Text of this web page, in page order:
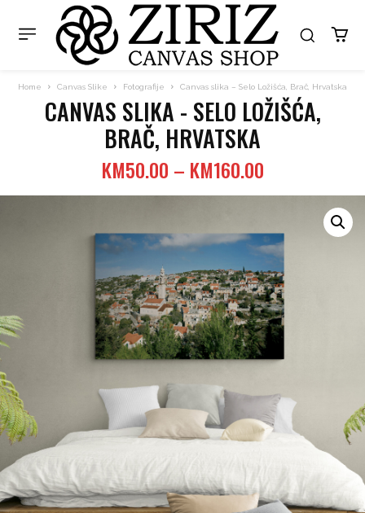
Home Canvas Slike Fotografije Canvas slika – Selo Ložišća, Brač, Hrvatska
CANVAS SLIKA - SELO LOŽIŠĆA,
BRAČ, HRVATSKA
KM50.00 – KM160.00Price
range:
KM50.00
through
KM160.00